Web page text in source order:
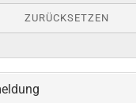
ZURÜCKSETZEN